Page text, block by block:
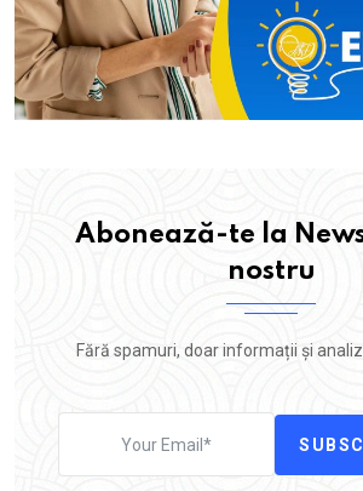
Abonează-te la
nostru
Fără spamuri, doar informații și